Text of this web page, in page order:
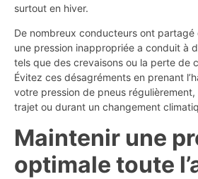
surtout en hiver.
De nombreux conducteurs ont partagé
une pression inappropriée a conduit à
tels que des crevaisons ou la perte de
Évitez ces désagréments en prenant
votre pression de pneus
trajet ou durant un changement
Maintenir une
optimale toute